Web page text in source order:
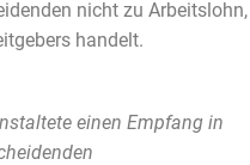
nicht zu Arbeitslohn,
handelt.
einen Empfang in